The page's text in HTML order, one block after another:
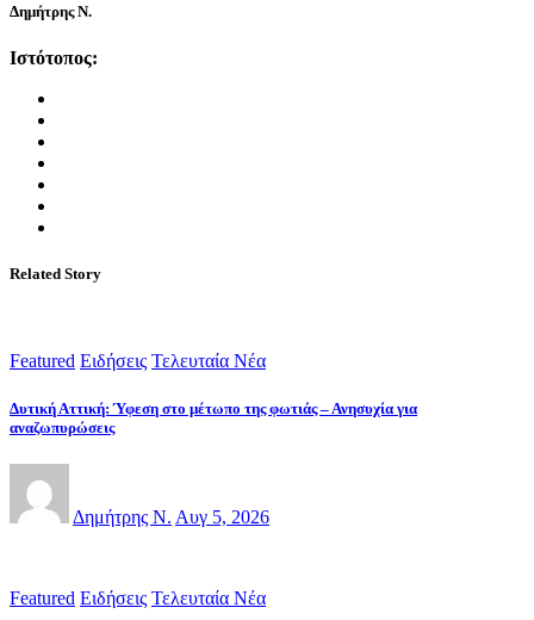
Δημήτρης Ν.
Ιστότοπος:
Related Story
Featured Ειδήσεις Τελευταία Νέα
Δυτική Αττική: Ύφεση στο μέτωπο της φωτιάς – Ανησυχία για
αναζωπυρώσεις
Δημήτρης Ν. Αυγ 5, 2026
Featured Ειδήσεις Τελευταία Νέα